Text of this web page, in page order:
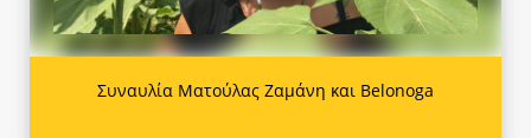
Συναυλία Ματούλας Ζαμάνη και Belonoga